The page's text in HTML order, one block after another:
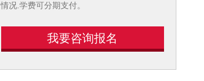
情况.学费可分期支付。
我要咨询报名